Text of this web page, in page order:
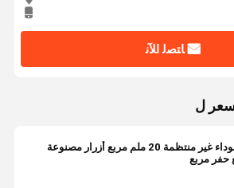
ﺎﺘﺼﻟ ﺍﻶﻧ
ل
أزرار سوداء غير منتظمة 20 ملم مربع أزرار مصنوعة
حفر مربع